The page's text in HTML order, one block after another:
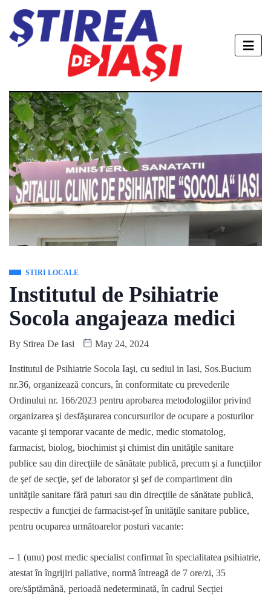
STIRI LOCALE
Institutul de Psihiatrie
Socola angajeaza medici
By Stirea De Iasi May 24, 2024
Institutul de Psihiatrie Socola Iaşi, cu sediul in Iasi, Sos.Bucium
nr.36, organizează concurs, în conformitate cu prevederile
Ordinului nr. 166/2023 pentru aprobarea metodologiilor privind
organizarea şi desfăşurarea concursurilor de ocupare a posturilor
vacante şi temporar vacante de medic, medic stomatolog,
farmacist, biolog, biochimist şi chimist din unităţile sanitare
publice sau din direcţiile de sănătate publică, precum şi a funcţiilor
de şef de secţie, şef de laborator şi şef de compartiment din
unităţile sanitare fără paturi sau din direcţiile de sănătate publică,
respectiv a funcţiei de farmacist-şef în unităţile sanitare publice,
pentru ocuparea următoarelor posturi vacante:
– 1 (unu) post medic specialist confirmat în specialitatea psihiatrie,
atestat în îngrijiri paliative, normă întreagă de 7 ore/zi, 35
ore/săptămână, perioadă nedeterminată, în cadrul Secției